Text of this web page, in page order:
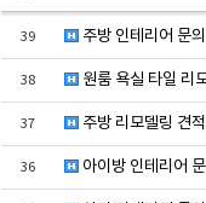
39 주방 인테리어 문
38 원룸 욕실 타일 리
37 주방 리모델링 견
36 아이방 인테리어